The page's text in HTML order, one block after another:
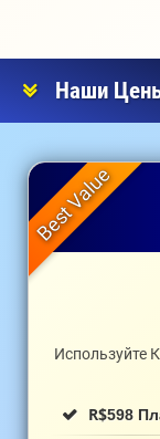
Наши
Используйте
R$598